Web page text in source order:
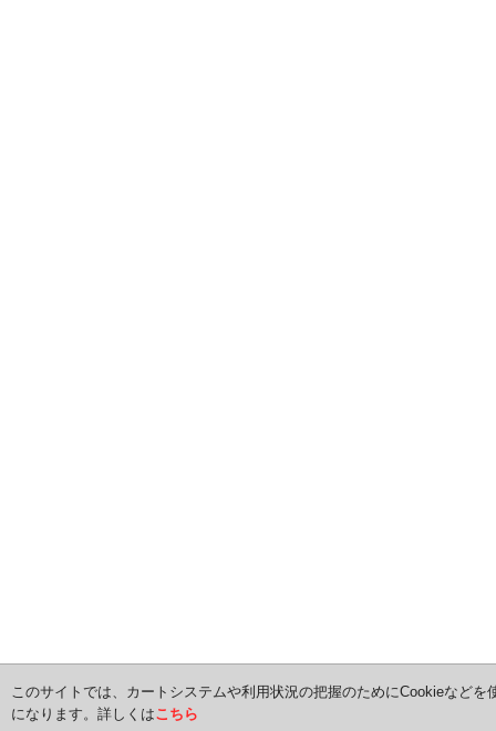
このサイトでは、カートシステムや利用状況の把握のためにCookieなど
になります。詳しくはこちら